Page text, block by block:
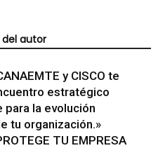
del autor
y CISCO te
estratégico
para la evolución
tu organización.»
TU EMPRESA